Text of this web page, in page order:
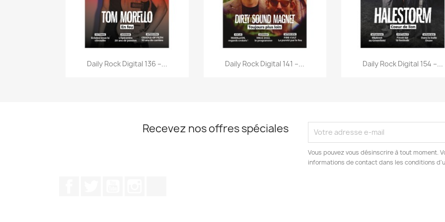
Aperçu rapide
Daily Rock Digital 136 –... Aperçu rapide
Daily Rock Digital 141 –... Aperçu rapide
Daily Rock Digital 154 –...
Recevez nos offres spéciales
Vous pouvez vous désinscrire à tout moment.
informations de contact dans les conditions